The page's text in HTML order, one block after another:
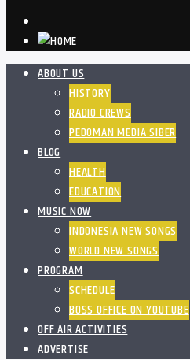
ABOUT US
HISTORY
RADIO CREWS
PEDOMAN MEDIA SIBER
BLOG
HEALTH
EDUCATION
MUSIC NOW
INDONESIA NEW SONGS
WORLD NEW SONGS
PROGRAM
SCHEDULE
BOSS OFFICE ON YOUTUBE
OFF AIR ACTIVITIES
ADVERTISE